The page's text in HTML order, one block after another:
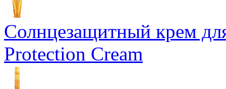
Солнцезащитный крем
Protection Cream